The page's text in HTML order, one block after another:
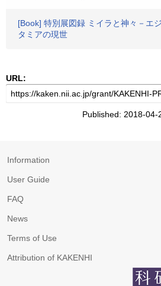
[Book] 特別展図録 ミイラと神々－エ
タミアの現世
URL:
Published: 2018-
Information
User Guide
FAQ
News
Terms of Use
Attribution of KAKENHI